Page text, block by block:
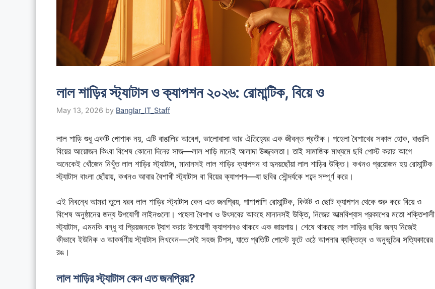
লাল শাড়ির স্ট্যাটাস ও ক্যাপশন ২০২৬: রোমান্টিক, বিয়ে ও
May 13, 2026 by Banglar_IT_Staff
লাল শাড়ি শুধু একটি পোশাক নয়, এটি বাঙালির আবেগ, ভালোবাসা আর ঐতিহ্যের এক জীবন্ত প্রতীক। পহেলা বৈশাখের সকাল হোক, বাঙালি
বিয়ের আয়োজন কিংবা বিশেষ কোনো দিনের সাজ—লাল শাড়ি মানেই আলাদা উজ্জ্বলতা। তাই সামাজিক মাধ্যমে ছবি পোস্ট করার আগে
অনেকেই খোঁজেন নিখুঁত লাল শাড়ির স্ট্যাটাস, মানানসই লাল শাড়ির ক্যাপশন বা হৃদয়ছোঁয়া লাল শাড়ির উক্তি। কখনও প্রয়োজন হয় রোমান্টিক
স্ট্যাটাস বাংলা ছোঁয়ায়, কখনও আবার বৈশাখী স্ট্যাটাস বা বিয়ের ক্যাপশন—যা ছবির সৌন্দর্যকে শব্দে সম্পূর্ণ করে।
এই নিবন্ধে আমরা তুলে ধরব লাল শাড়ির স্ট্যাটাস কেন এত জনপ্রিয়, পাশাপাশি রোমান্টিক, কিউট ও ছোট ক্যাপশন থেকে শুরু করে বিয়ে ও
বিশেষ অনুষ্ঠানের জন্য উপযোগী লাইনগুলো। পহেলা বৈশাখ ও উৎসবের আবহে মানানসই উক্তি, নিজের আত্মবিশ্বাস প্রকাশের মতো শক্তিশালী
স্ট্যাটাস, এমনকি বন্ধু বা প্রিয়জনকে ট্যাগ করার উপযোগী ক্যাপশনও থাকবে এক জায়গায়। শেষে থাকছে লাল শাড়ির ছবির জন্য নিজেই
কীভাবে ইউনিক ও আকর্ষণীয় স্ট্যাটাস লিখবেন—সেই সহজ টিপস, যাতে প্রতিটি পোস্টে ফুটে ওঠে আপনার ব্যক্তিত্ব ও অনুভূতির সত্যিকারের
রঙ।
লাল শাড়ির স্ট্যাটাস কেন এত জনপ্রিয়?